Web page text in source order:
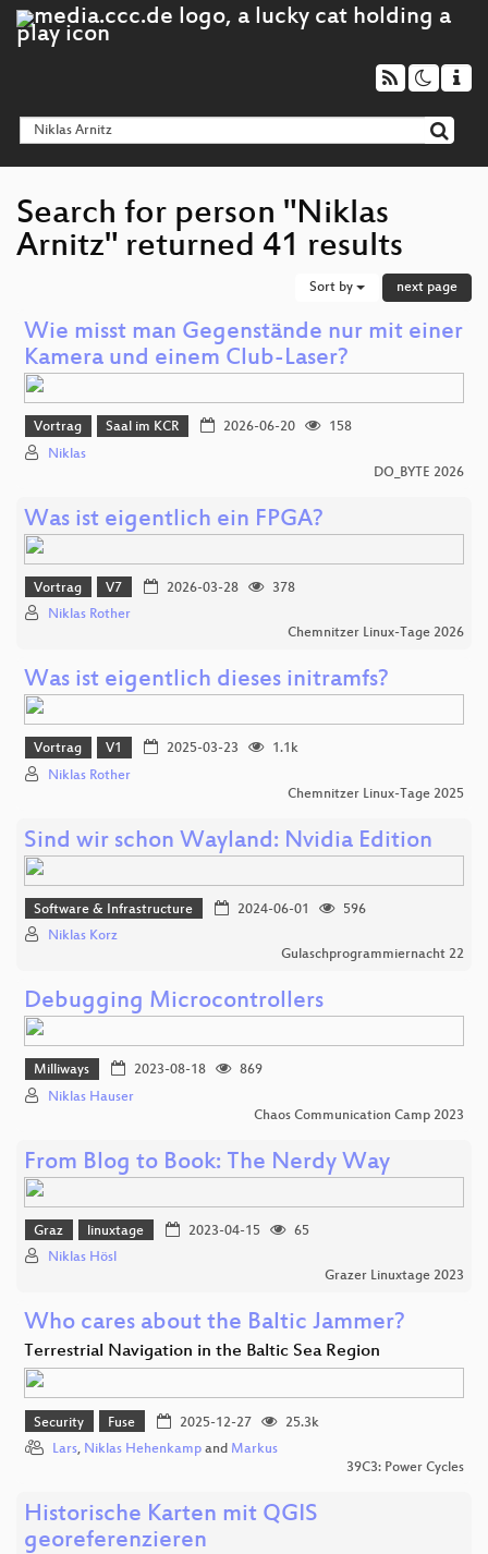
Search for person "Niklas
Arnitz" returned 41 results
Sort by next page
Wie misst man Gegenstände nur mit einer
Kamera und einem Club-Laser?
Vortrag Saal im KCR 2026-06-20
158
Niklas
DO_BYTE 2026
Was ist eigentlich ein FPGA?
Vortrag V7 2026-03-28
378
Niklas Rother
Chemnitzer Linux-Tage 2026
Was ist eigentlich dieses initramfs?
Vortrag V1 2025-03-23
1.1k
Niklas Rother
Chemnitzer Linux-Tage 2025
Sind wir schon Wayland: Nvidia Edition
Software & Infrastructure 2024-06-01
596
Niklas Korz
Gulaschprogrammiernacht 22
Debugging Microcontrollers
Milliways 2023-08-18
869
Niklas Hauser
Chaos Communication Camp 2023
From Blog to Book: The Nerdy Way
Graz linuxtage 2023-04-15
65
Niklas Hösl
Grazer Linuxtage 2023
Who cares about the Baltic Jammer?
Terrestrial Navigation in the Baltic Sea Region
Security Fuse 2025-12-27
25.3k
Lars, Niklas Hehenkamp and Markus
39C3: Power Cycles
Historische Karten mit QGIS
georeferenzieren